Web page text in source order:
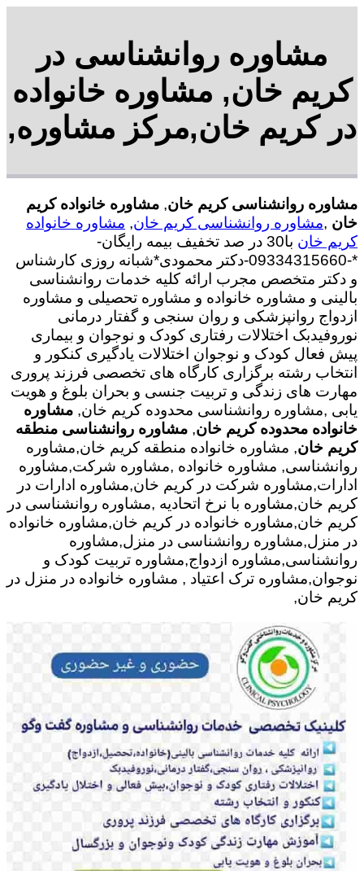
مشاوره روانشناسی در
کریم خان, مشاوره خانواده
در کریم خان,مرکز مشاوره,
مشاوره روانشناسی کریم خان, مشاوره خانواده کریم
خان ,مشاوره روانشناسی کریم خان, مشاوره خانواده
کریم خان
با30 در صد تخفیف بیمه رایگان-
*-09334315660-دکتر محمودی*شبانه روزی کارشناس
و دکتر متخصص مجرب ارائه کلیه خدمات روانشناسی
بالینی و مشاوره خانواده و مشاوره تحصیلی و مشاوره
ازدواج روانپزشکی و روان سنجی و گفتار درمانی
نوروفیدبک اختلالات رفتاری کودک و نوجوان و بیماری
پیش فعال کودک و نوجوان اختلالات یادگیری کنکور و
انتخاب رشته برگزاری کارگاه های تخصصی فرزند پروری
مهارت های زندگی و تربیت جنسی و بحران بلوغ و هویت
یابی ,مشاوره روانشناسی محدوده کریم خان, مشاوره
خانواده محدوده کریم خان, مشاوره روانشناسی منطقه
کریم خان, مشاوره خانواده منطقه کریم خان,مشاوره
روانشناسی, مشاوره خانواده ,مشاوره شرکت,مشاوره
ادارات,مشاوره شرکت در کریم خان,مشاوره ادارات در
کریم خان,مشاوره با نرخ اتحادیه ,مشاوره روانشناسی در
کریم خان,مشاوره خانواده در کریم خان,مشاوره خانواده
در منزل,مشاوره روانشناسی در منزل,مشاوره
روانشناسی,مشاوره ازدواج,مشاوره تربیت کودک و
نوجوان,مشاوره ترک اعتیاد , مشاوره خانواده در منزل در
کریم خان,